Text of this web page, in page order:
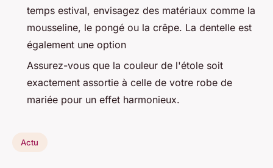
temps estival, envisagez des matériaux comme la
mousseline, le pongé ou la crêpe. La dentelle est
également une option
Assurez-vous que la couleur de l'étole soit
exactement assortie à celle de votre robe de
mariée pour un effet harmonieux.
Actu